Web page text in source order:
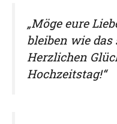
„Möge eure
bleiben wie das
Herzlichen
Hochzeitstag!“